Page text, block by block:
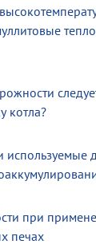
котла?
при
печах